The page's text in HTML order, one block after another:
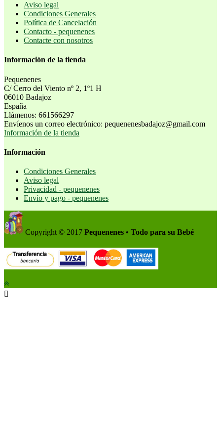
Aviso legal
Condiciones Generales
Política de Cancelación
Contacto - pequenenes
Contacte con nosotros
Información de la tienda
Pequenenes
C/ Cerro del Viento nº 2, 1º1 H
06010 Badajoz
España
Llámenos: 661566297
Envíenos un correo electrónico: pequenenesbadajoz@gmail.com
Información de la tienda
Información
Condiciones Generales
Aviso legal
Privacidad - pequenenes
Envío y pago - pequenenes
Copyright © 2017 Pequenenes • Todo para su Bebé
